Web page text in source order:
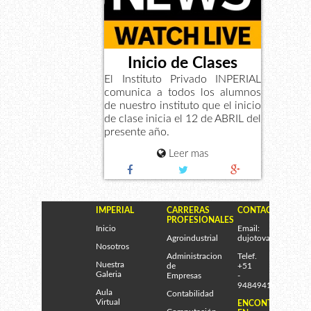
Inicio de Clases
El Instituto Privado INPERIAL
comunica a todos los alumnos
de nuestro instituto que el inicio
de clase inicia el 12 de ABRIL del
presente año.
Leer mas
IMPERIAL
Inicio
Nosotros
Nuestra
Galeria
Aula
Virtual
CARRERAS
PROFESIONALES
Agroindustrial
Administracion
de
Empresas
Contabilidad
CONTACTENOS
Email:
Telef.
+51
-
948494170
ENCONTRANOS